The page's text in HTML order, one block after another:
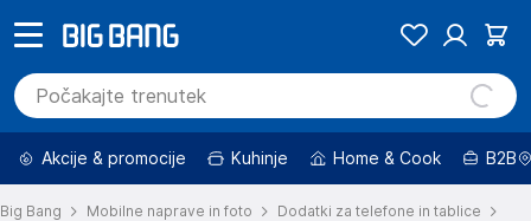
Akcije & promocije Kuhinje Home & Cook B2B
Big Bang Mobilne naprave in foto
Dodatki za telefone in tablice